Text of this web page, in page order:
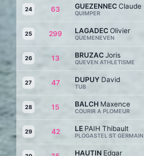
24 63 GUEZENNECClaude
QUIMPER
25 299 LAGADECOlivier
QUEMENEVEN
26 13 BRUZACJoris
QUEVEN ATHLETISME
27 47 DUPUY David
TUB
28 15 BALCH Maxence
COURIR A PLOMEUR
29 42 LE PAIH Thibault
PLOGASTEL ST GERMAIN
HAUTIN Edgar